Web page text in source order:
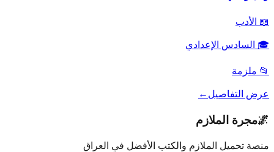
📖 الأدب
🎓 السادس الإعدادي
📂 ملزمة
عرض التفاصيل←
🌌مجرة الملازم
منصة تحميل الملازم والكتب الأفضل في العراق